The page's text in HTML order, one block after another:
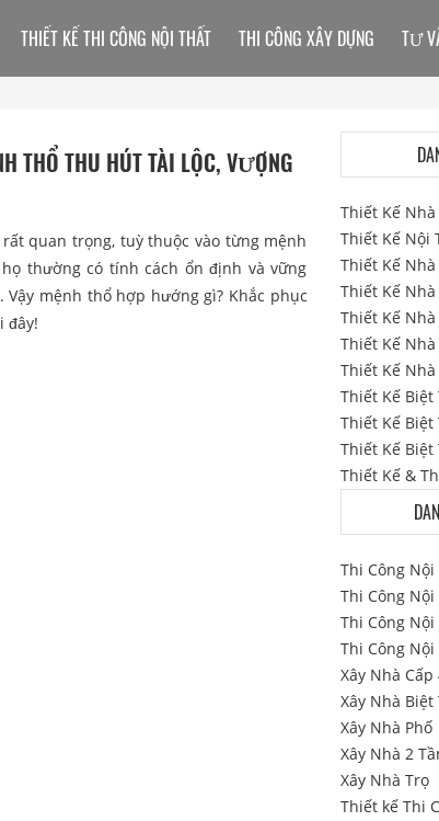
THỔ THU HÚT TÀI LỘC, VƯỢNG
quan trọng, tuỳ thuộc vào từng mệnh
thường có tính cách ổn định và vững
mệnh thổ hợp hướng gì? Khắc phục
đây!
THIẾT KẾ THI CÔNG NỘI THẤT THI CÔNG XÂY DỰNG TƯ
Thiết Kế Nhà
Thiết Kế Nội
Thiết Kế Nhà
Thiết Kế
Thiết Kế
Thiết Kế
Thiết Kế Nhà
Thiết Kế Biệt
Thiết Kế Biệt
Thiết Kế Biệt
Thiết Kế &
Thi Công Nội
Thi Công
Thi Công
Thi Công Nội
Xây Nhà Cấp
Xây Nhà Biệt
Xây Nhà Phố
Xây Nhà 2
Xây Nhà Trọ
Thiết kế Thi